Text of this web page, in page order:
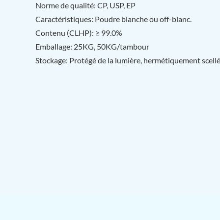
Norme de qualité: CP, USP, EP
Caractéristiques: Poudre blanche ou off-blanc.
Contenu (CLHP): ≥ 99.0%
Emballage: 25KG, 50KG/tambour
Stockage: Protégé de la lumière, hermétiquement scellé